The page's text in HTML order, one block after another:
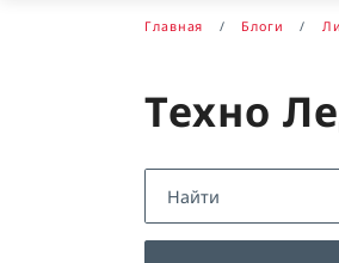
Главная Блоги
Техно